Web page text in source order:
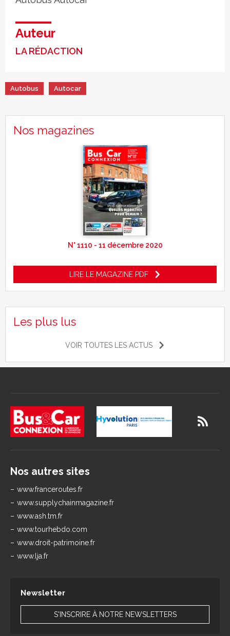
Auteur
LA RÉDACTION
Autobus Autocar
Nos magazines
N° 1110 - 11 décembre 2020
LIRE LE MAGAZINE PDF
Les plus lus
VOIR TOUTES LES ACTUS
Nos autres sites
www.franceroutes.fr
www.supplychainmagazine.fr
www.ash.tm.fr
www.tourhebdo.com
www.droit-patrimoine.fr
www.lja.fr
Newsletter
S'INSCRIRE À NOTRE NEWSLETTERS